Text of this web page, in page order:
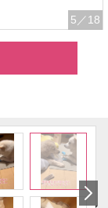
5 ／18